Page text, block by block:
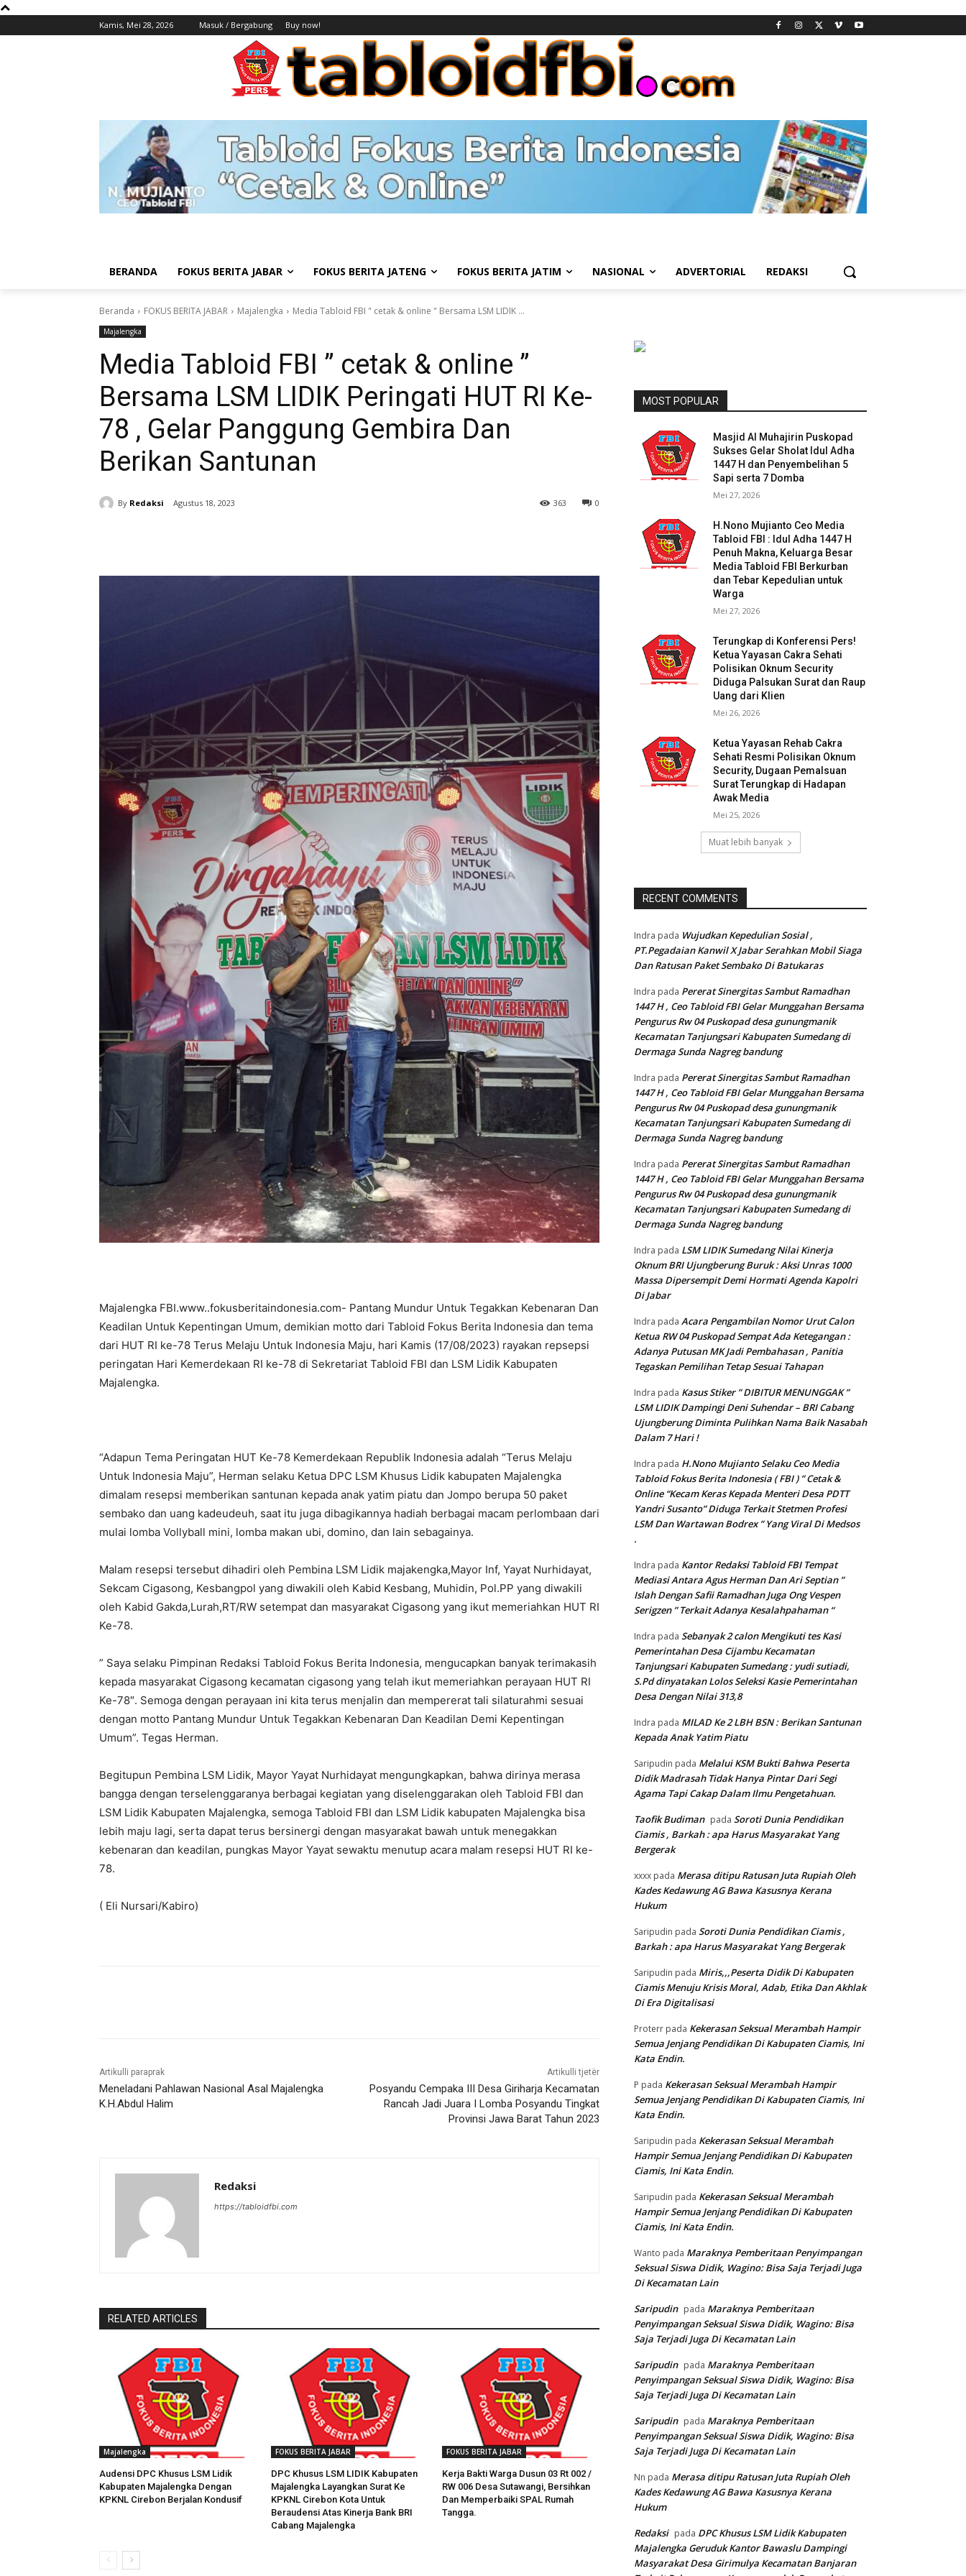
Kamis, Mei 28, 2026 Masuk / Bergabung Buy now!
BERANDA FOKUS BERITA JABAR FOKUS BERITA JATENG FOKUS BERITA JATIM NASIONAL ADVERTORIAL REDAKSI
Beranda FOKUS BERITA JABAR Majalengka Media Tabloid FBI " cetak & online " Bersama LSM LIDIK ...
Majalengka
Media Tabloid FBI ” cetak & online ”
Bersama LSM LIDIK Peringati HUT RI Ke-
78 , Gelar Panggung Gembira Dan
Berikan Santunan
By Redaksi Agustus 18, 2023 0
363
Majalengka FBI.www..fokusberitaindonesia.com- Pantang Mundur Untuk Tegakkan Kebenaran Dan
Keadilan Untuk Kepentingan Umum, demikian motto dari Tabloid Fokus Berita Indonesia dan tema
dari HUT RI ke-78 Terus Melaju Untuk Indonesia Maju, hari Kamis (17/08/2023) rayakan repsepsi
peringatan Hari Kemerdekaan RI ke-78 di Sekretariat Tabloid FBI dan LSM Lidik Kabupaten
Majalengka.
“Adapun Tema Peringatan HUT Ke-78 Kemerdekaan Republik Indonesia adalah “Terus Melaju
Untuk Indonesia Maju”, Herman selaku Ketua DPC LSM Khusus Lidik kabupaten Majalengka
dimalam resepsi memberikan santunan kepada anak yatim piatu dan Jompo berupa 50 paket
sembako dan uang kadeudeuh, saat itu juga dibagikannya hadiah berbagai macam perlombaan dari
mulai lomba Vollyball mini, lomba makan ubi, domino, dan lain sebagainya.
Malam resepsi tersebut dihadiri oleh Pembina LSM Lidik majakengka,Mayor Inf, Yayat Nurhidayat,
Sekcam Cigasong, Kesbangpol yang diwakili oleh Kabid Kesbang, Muhidin, Pol.PP yang diwakili
oleh Kabid Gakda,Lurah,RT/RW setempat dan masyarakat Cigasong yang ikut memeriahkan HUT RI
Ke-78.
” Saya selaku Pimpinan Redaksi Tabloid Fokus Berita Indonesia, mengucapkan banyak terimakasih
kepada masyarakat Cigasong kecamatan cigasong yang telah ikut memeriahkan perayaan HUT RI
Ke-78″. Semoga dengan perayaan ini kita terus menjalin dan mempererat tali silaturahmi sesuai
dengan motto Pantang Mundur Untuk Tegakkan Kebenaran Dan Keadilan Demi Kepentingan
Umum”. Tegas Herman.
Begitupun Pembina LSM Lidik, Mayor Yayat Nurhidayat mengungkapkan, bahwa dirinya merasa
bangga dengan terselenggaranya berbagai kegiatan yang diselenggarakan oleh Tabloid FBI dan
LSM Lidik Kabupaten Majalengka, semoga Tabloid FBI dan LSM Lidik kabupaten Majalengka bisa
lebih maju lagi, serta dapat terus bersinergi dengan masyarakat bawah untuk menegakkan
kebenaran dan keadilan, pungkas Mayor Yayat sewaktu menutup acara malam resepsi HUT RI ke-
78.
( Eli Nursari/Kabiro)
Artikulli paraprak
Meneladani Pahlawan Nasional Asal Majalengka
K.H.Abdul Halim
Artikulli tjetër
Posyandu Cempaka III Desa Giriharja Kecamatan
Rancah Jadi Juara I Lomba Posyandu Tingkat
Provinsi Jawa Barat Tahun 2023
Redaksi
https://tabloidfbi.com
RELATED ARTICLES
Majalengka
Audensi DPC Khusus LSM Lidik
Kabupaten Majalengka Dengan
KPKNL Cirebon Berjalan Kondusif
FOKUS BERITA JABAR
DPC Khusus LSM LIDIK Kabupaten
Majalengka Layangkan Surat Ke
KPKNL Cirebon Kota Untuk
Beraudensi Atas Kinerja Bank BRI
Cabang Majalengka
FOKUS BERITA JABAR
Kerja Bakti Warga Dusun 03 Rt 002 /
RW 006 Desa Sutawangi, Bersihkan
Dan Memperbaiki SPAL Rumah
Tangga.
MOST POPULAR
Masjid Al Muhajirin Puskopad
Sukses Gelar Sholat Idul Adha
1447 H dan Penyembelihan 5
Sapi serta 7 Domba
Mei 27, 2026
H.Nono Mujianto Ceo Media
Tabloid FBI : Idul Adha 1447 H
Penuh Makna, Keluarga Besar
Media Tabloid FBI Berkurban
dan Tebar Kepedulian untuk
Warga
Mei 27, 2026
Terungkap di Konferensi Pers!
Ketua Yayasan Cakra Sehati
Polisikan Oknum Security
Diduga Palsukan Surat dan Raup
Uang dari Klien
Mei 26, 2026
Ketua Yayasan Rehab Cakra
Sehati Resmi Polisikan Oknum
Security, Dugaan Pemalsuan
Surat Terungkap di Hadapan
Awak Media
Mei 25, 2026
Muat lebih banyak
RECENT COMMENTS
Indra pada Wujudkan Kepedulian Sosial ,
PT.Pegadaian Kanwil X Jabar Serahkan Mobil Siaga
Dan Ratusan Paket Sembako Di Batukaras
Indra pada Pererat Sinergitas Sambut Ramadhan
1447 H , Ceo Tabloid FBI Gelar Munggahan Bersama
Pengurus Rw 04 Puskopad desa gunungmanik
Kecamatan Tanjungsari Kabupaten Sumedang di
Dermaga Sunda Nagreg bandung
Indra pada Pererat Sinergitas Sambut Ramadhan
1447 H , Ceo Tabloid FBI Gelar Munggahan Bersama
Pengurus Rw 04 Puskopad desa gunungmanik
Kecamatan Tanjungsari Kabupaten Sumedang di
Dermaga Sunda Nagreg bandung
Indra pada Pererat Sinergitas Sambut Ramadhan
1447 H , Ceo Tabloid FBI Gelar Munggahan Bersama
Pengurus Rw 04 Puskopad desa gunungmanik
Kecamatan Tanjungsari Kabupaten Sumedang di
Dermaga Sunda Nagreg bandung
Indra pada LSM LIDIK Sumedang Nilai Kinerja
Oknum BRI Ujungberung Buruk : Aksi Unras 1000
Massa Dipersempit Demi Hormati Agenda Kapolri
Di Jabar
Indra pada Acara Pengambilan Nomor Urut Calon
Ketua RW 04 Puskopad Sempat Ada Ketegangan :
Adanya Putusan MK Jadi Pembahasan , Panitia
Tegaskan Pemilihan Tetap Sesuai Tahapan
Indra pada Kasus Stiker ” DIBITUR MENUNGGAK ”
LSM LIDIK Dampingi Deni Suhendar – BRI Cabang
Ujungberung Diminta Pulihkan Nama Baik Nasabah
Dalam 7 Hari !
Indra pada H.Nono Mujianto Selaku Ceo Media
Tabloid Fokus Berita Indonesia ( FBI ) ” Cetak &
Online “Kecam Keras Kepada Menteri Desa PDTT
Yandri Susanto” Diduga Terkait Stetmen Profesi
LSM Dan Wartawan Bodrex ” Yang Viral Di Medsos
.
Indra pada Kantor Redaksi Tabloid FBI Tempat
Mediasi Antara Agus Herman Dan Ari Septian ”
Islah Dengan Safii Ramadhan Juga Ong Vespen
Serigzen ” Terkait Adanya Kesalahpahaman “
Indra pada Sebanyak 2 calon Mengikuti tes Kasi
Pemerintahan Desa Cijambu Kecamatan
Tanjungsari Kabupaten Sumedang : yudi sutiadi,
S.Pd dinyatakan Lolos Seleksi Kasie Pemerintahan
Desa Dengan Nilai 313,8
Indra pada MILAD Ke 2 LBH BSN : Berikan Santunan
Kepada Anak Yatim Piatu
Saripudin pada Melalui KSM Bukti Bahwa Peserta
Didik Madrasah Tidak Hanya Pintar Dari Segi
Agama Tapi Cakap Dalam Ilmu Pengetahuan.
Taofik Budiman pada Soroti Dunia Pendidikan
Ciamis , Barkah : apa Harus Masyarakat Yang
Bergerak
xxxx pada Merasa ditipu Ratusan Juta Rupiah Oleh
Kades Kedawung AG Bawa Kasusnya Kerana
Hukum
Saripudin pada Soroti Dunia Pendidikan Ciamis ,
Barkah : apa Harus Masyarakat Yang Bergerak
Saripudin pada Miris,,,Peserta Didik Di Kabupaten
Ciamis Menuju Krisis Moral, Adab, Etika Dan Akhlak
Di Era Digitalisasi
Proterr pada Kekerasan Seksual Merambah Hampir
Semua Jenjang Pendidikan Di Kabupaten Ciamis, Ini
Kata Endin.
P pada Kekerasan Seksual Merambah Hampir
Semua Jenjang Pendidikan Di Kabupaten Ciamis, Ini
Kata Endin.
Saripudin pada Kekerasan Seksual Merambah
Hampir Semua Jenjang Pendidikan Di Kabupaten
Ciamis, Ini Kata Endin.
Saripudin pada Kekerasan Seksual Merambah
Hampir Semua Jenjang Pendidikan Di Kabupaten
Ciamis, Ini Kata Endin.
Wanto pada Maraknya Pemberitaan Penyimpangan
Seksual Siswa Didik, Wagino: Bisa Saja Terjadi Juga
Di Kecamatan Lain
Saripudin pada Maraknya Pemberitaan
Penyimpangan Seksual Siswa Didik, Wagino: Bisa
Saja Terjadi Juga Di Kecamatan Lain
Saripudin pada Maraknya Pemberitaan
Penyimpangan Seksual Siswa Didik, Wagino: Bisa
Saja Terjadi Juga Di Kecamatan Lain
Saripudin pada Maraknya Pemberitaan
Penyimpangan Seksual Siswa Didik, Wagino: Bisa
Saja Terjadi Juga Di Kecamatan Lain
Nn pada Merasa ditipu Ratusan Juta Rupiah Oleh
Kades Kedawung AG Bawa Kasusnya Kerana
Hukum
Redaksi pada DPC Khusus LSM Lidik Kabupaten
Majalengka Geruduk Kantor Bawaslu Dampingi
Masyarakat Desa Girimulya Kecamatan Banjaran